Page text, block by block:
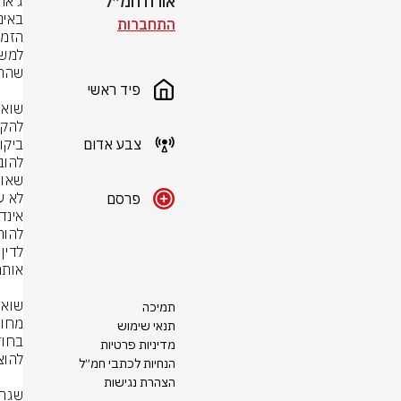
התחברות
פיד ראשי
צבע אדום
פרסם
תמיכה
תנאי שימוש
מדיניות פרטיות
הנחיות לכתבי חמ״ל
הצהרת נגישות
לא